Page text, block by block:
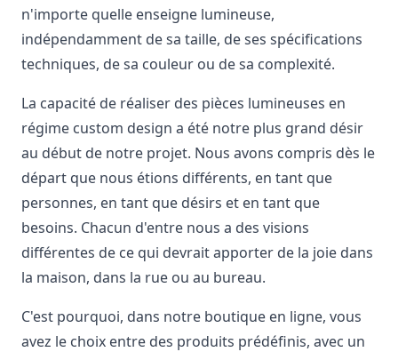
n'importe quelle enseigne lumineuse,
indépendamment de sa taille, de ses spécifications
techniques, de sa couleur ou de sa complexité.
La capacité de réaliser des pièces lumineuses en
régime custom design a été notre plus grand désir
au début de notre projet. Nous avons compris dès le
départ que nous étions différents, en tant que
personnes, en tant que désirs et en tant que
besoins. Chacun d'entre nous a des visions
différentes de ce qui devrait apporter de la joie dans
la maison, dans la rue ou au bureau.
C'est pourquoi, dans notre boutique en ligne, vous
avez le choix entre des produits prédéfinis, avec un